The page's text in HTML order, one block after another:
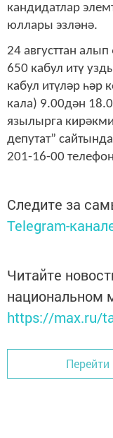
кандидатлар
юллары эзләнә.
24 августтан
650 кабул итү
кабул итүләр
кала) 9.00дән
язылырга
депутат”
201-16-00
Следите за
Telegram-
Читайте
национальном
https://max.ru/
Перейти